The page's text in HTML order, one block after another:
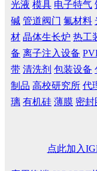
光液 模具 电子特气
碱 管道阀门 氟材料
材 晶体生长炉 热工
备 离子注入设备
带 清洗剂 包装设备
制品 高校研究所 代
璃 有机硅 薄膜 密封
点此加入